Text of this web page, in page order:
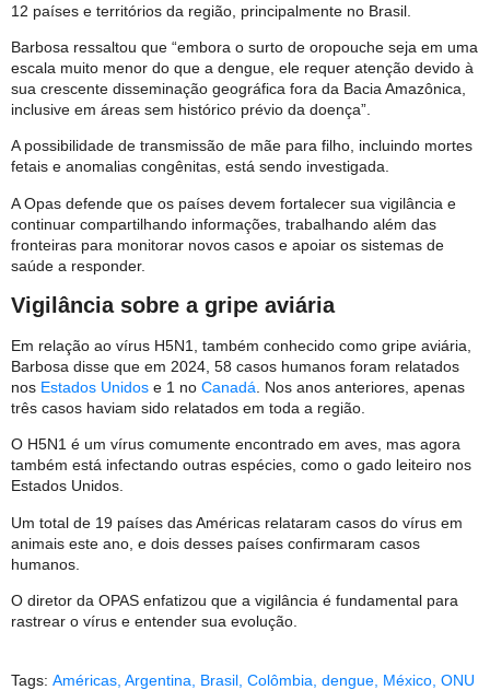
12 países e territórios da região, principalmente no Brasil.
Barbosa ressaltou que “embora o surto de oropouche seja em uma
escala muito menor do que a dengue, ele requer atenção devido à
sua crescente disseminação geográfica fora da Bacia Amazônica,
inclusive em áreas sem histórico prévio da doença”.
A possibilidade de transmissão de mãe para filho, incluindo mortes
fetais e anomalias congênitas, está sendo investigada.
A Opas defende que os países devem fortalecer sua vigilância e
continuar compartilhando informações, trabalhando além das
fronteiras para monitorar novos casos e apoiar os sistemas de
saúde a responder.
Vigilância sobre a gripe aviária
Em relação ao vírus H5N1, também conhecido como gripe aviária,
Barbosa disse que em 2024, 58 casos humanos foram relatados
nos Estados Unidos e 1 no Canadá . Nos anos anteriores, apenas
três casos haviam sido relatados em toda a região.
O H5N1 é um vírus comumente encontrado em aves, mas agora
também está infectando outras espécies, como o gado leiteiro nos
Estados Unidos.
Um total de 19 países das Américas relataram casos do vírus em
animais este ano, e dois desses países confirmaram casos
humanos.
O diretor da OPAS enfatizou que a vigilância é fundamental para
rastrear o vírus e entender sua evolução.
Tags: Américas Argentina Brasil Colômbia dengue México ONU